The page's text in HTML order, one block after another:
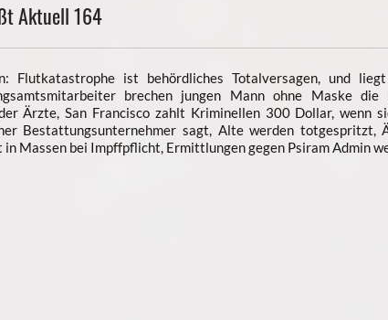
Aktuell 164
Flutkatastrophe ist behördliches Totalversagen, und
brechen jungen Mann ohne Maske
Ärzte, San Francisco zahlt Kriminellen 300 Dollar, wenn
Bestattungsunternehmer sagt, Alte werden totgespritzt,
in Massen bei Impffpflicht, Ermittlungen gegen Psiram Admin